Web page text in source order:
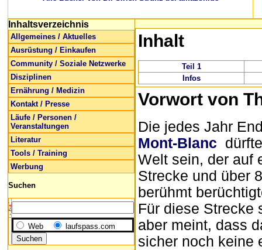
Inhaltsverzeichnis
Allgemeines / Aktuelles
Ausrüstung / Einkaufen
Community / Soziale Netzwerke
Disziplinen
Ernährung / Medizin
Kontakt / Presse
Läufe / Personen /
Veranstaltungen
Literatur
Tools / Training
Werbung
Suchen
Web laufspass.com
Inhalt
Teil 1
Infos
Vorwort von
Die jedes Jahr
Mont-Blanc
Welt sein, der auf
Strecke und über
berühmt
Für diese Strecke
aber meint, dass
sicher noch keine